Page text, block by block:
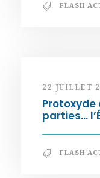
FLASH
22 JUILLET
Protoxyde
parties…
FLASH